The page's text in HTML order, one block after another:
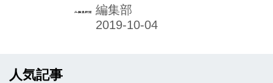
遂げた「KATANA」（カタナ）。初代
モデルは80年代に一世を風靡したモデ
編集部
人気記事